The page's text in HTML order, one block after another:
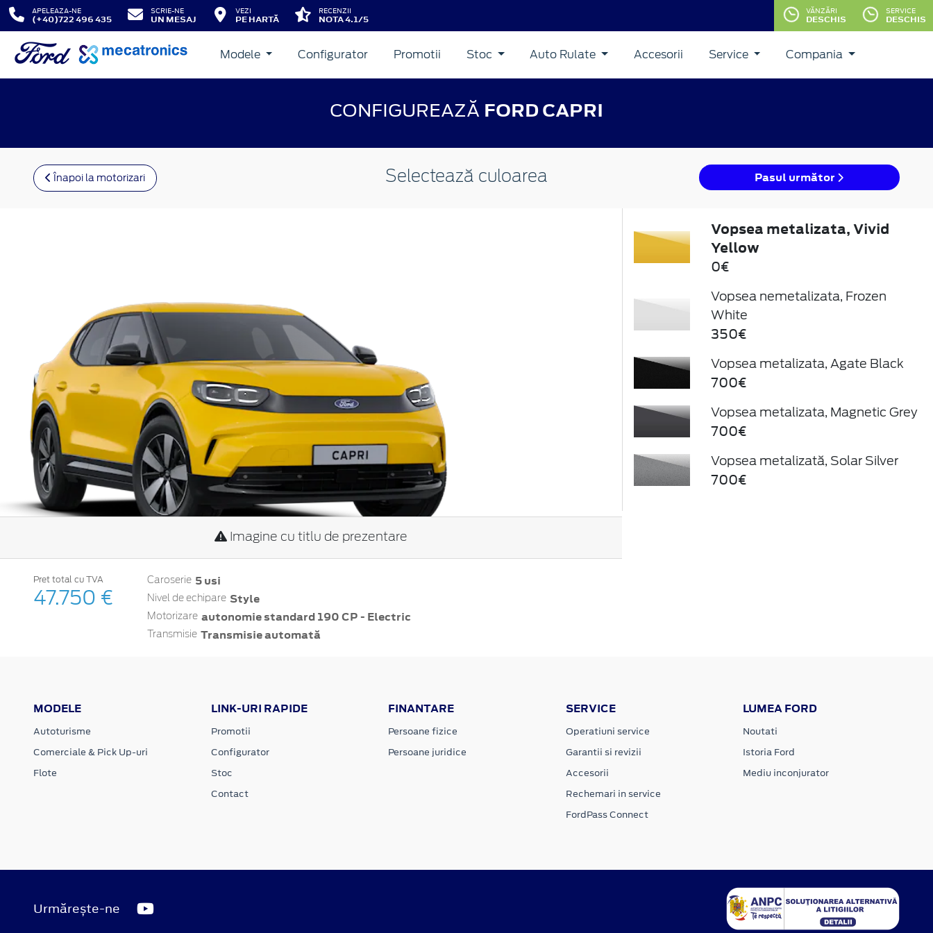
APELEAZA-NE
(+40)722 496 435
SCRIE-NE
UN MESAJ
VEZI
PE HARTĂ
RECENZII
NOTA 4.1/5
VĂNZĂRI
DESCHIS
SERVICE
DESCHIS
Modele Configurator Promotii Stoc Auto Rulate Accesorii Service Compania
CONFIGUREAZĂ FORD CAPRI
Înapoi la motorizari Selectează culoarea Pasul următor
Imagine cu titlu de prezentare
Pret total cu TVA
47.750 €
Caroserie 5 usi
Nivel de echipare Style
Motorizare autonomie standard 190 CP - Electric
Transmisie Transmisie automată
Vopsea metalizata, Vivid
Yellow
0€
Vopsea nemetalizata, Frozen
White
350€
Vopsea metalizata, Agate Black
700€
Vopsea metalizata, Magnetic Grey
700€
Vopsea metalizată, Solar Silver
700€
MODELE
Autoturisme
Comerciale & Pick Up-uri
Flote
LINK-URI RAPIDE
Promotii
Configurator
Stoc
Contact
FINANTARE
Persoane fizice
Persoane juridice
SERVICE
Operatiuni service
Garantii si revizii
Accesorii
Rechemari in service
FordPass Connect
LUMEA FORD
Noutati
Istoria Ford
Mediu inconjurator
Urmărește-ne